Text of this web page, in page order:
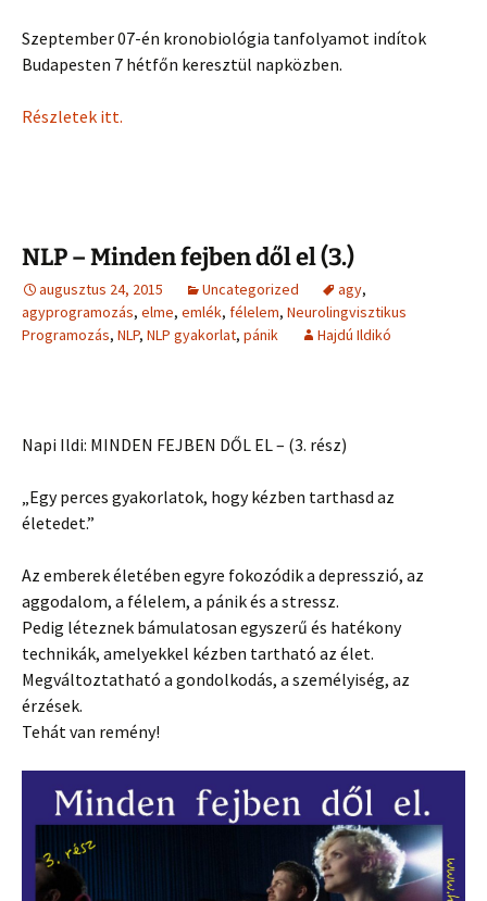
Szeptember 07-én kronobiológia tanfolyamot indítok
Budapesten 7 hétfőn keresztül napközben.
Részletek itt.
NLP – Minden fejben dől el (3.)
augusztus 24, 2015 Uncategorized agy,
agyprogramozás, elme, emlék, félelem, Neurolingvisztikus
Programozás, NLP, NLP gyakorlat, pánik Hajdú Ildikó
Napi Ildi: MINDEN FEJBEN DŐL EL – (3. rész)
„Egy perces gyakorlatok, hogy kézben tarthasd az
életedet.”
Az emberek életében egyre fokozódik a depresszió, az
aggodalom, a félelem, a pánik és a stressz.
Pedig léteznek bámulatosan egyszerű és hatékony
technikák, amelyekkel kézben tartható az élet.
Megváltoztatható a gondolkodás, a személyiség, az
érzések.
Tehát van remény!